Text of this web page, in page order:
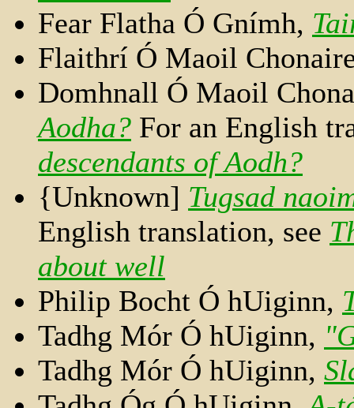
Fear Flatha Ó Gnímh,
Flaithrí Ó Maoil
Domhnall Ó Maoil
Aodha? For an English
descendants of Aodh?
{Unknown] Tugsad
English translation, see
about well
Philip Bocht Ó hUiginn,
Tadhg Mór Ó hUiginn,
Tadhg Mór Ó hUiginn,